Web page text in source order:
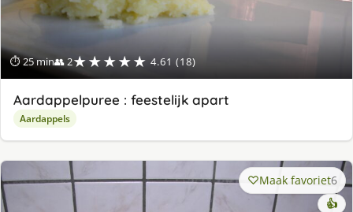
⏱ 25 min👥 2★★★★★ 4.61 (18)
Aardappelpuree : feestelijk apart
Aardappels
Maak favoriet6
👍